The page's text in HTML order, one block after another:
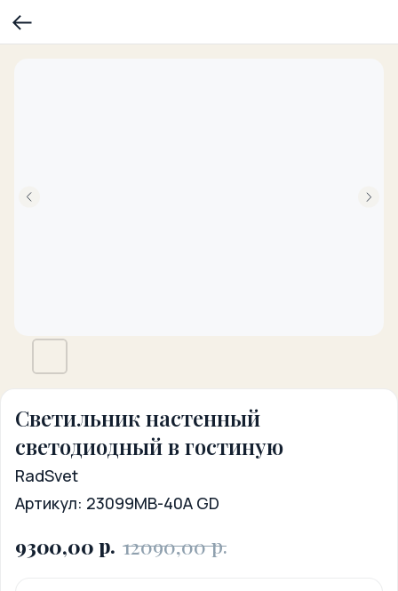
Светильник настенный
светодиодный в гостиную
RadSvet
Артикул: 23099MB-40A GD
9300,00 р. 12090,00 р.